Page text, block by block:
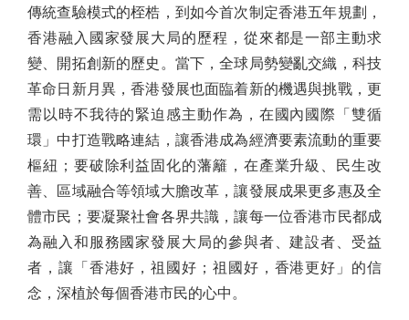
傳統查驗模式的桎梏，到如今首次制定香港五年規劃，
香港融入國家發展大局的歷程，從來都是一部主動求
變、開拓創新的歷史。當下，全球局勢變亂交織，科技
革命日新月異，香港發展也面臨着新的機遇與挑戰，更
需以時不我待的緊迫感主動作為，在國內國際「雙循
環」中打造戰略連結，讓香港成為經濟要素流動的重要
樞紐；要破除利益固化的藩籬，在產業升級、民生改
善、區域融合等領域大膽改革，讓發展成果更多惠及全
體市民；要凝聚社會各界共識，讓每一位香港市民都成
為融入和服務國家發展大局的參與者、建設者、受益
者，讓「香港好，祖國好；祖國好，香港更好」的信
念，深植於每個香港市民的心中。